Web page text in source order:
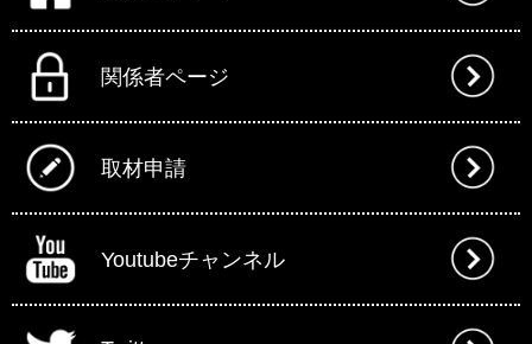
関係者ページ
取材申請
Youtubeチャンネル